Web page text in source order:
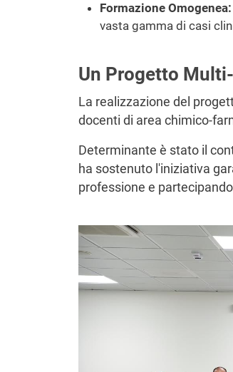
Formazione Omogenea:
vasta gamma di casi
Un Progetto
La realizzazione del
docenti di area chimico-
Determinante è stato il
ha sostenuto l'iniziativa
professione e
Image